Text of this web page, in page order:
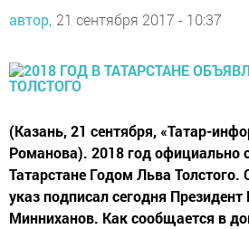
автор, 21 сентября 2017 - 10:37
(Казань, 21 сентября, «Татар-
Романова). 2018 год официально
Татарстане Годом Льва
указ подписал сегодня Президент
Минниханов. Как сообщается в